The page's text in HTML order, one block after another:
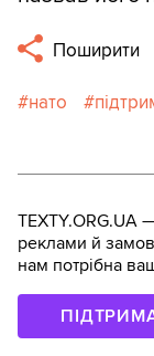
Поширити
нато
TEXTY.ORG.UA
реклами й
нам потрібна